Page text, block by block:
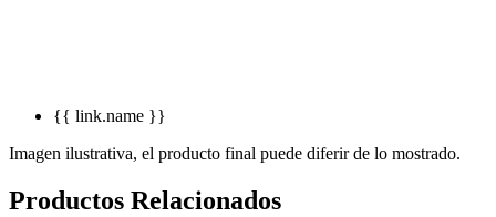
{{ link.name }}
Imagen ilustrativa, el producto final puede diferir de lo mostrado.
Productos Relacionados